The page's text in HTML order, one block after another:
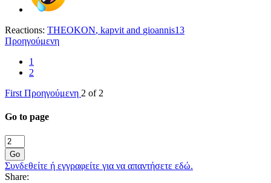
Reactions: THEOKON, kapvit and gioannis13
Προηγούμενη
1
2
First Προηγούμενη 2 of 2
Go to page
Go
Συνδεθείτε ή εγγραφείτε για να απαντήσετε εδώ.
Share: